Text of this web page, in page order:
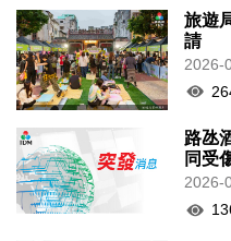
旅遊
請
2026-
路氹
同受
2026-